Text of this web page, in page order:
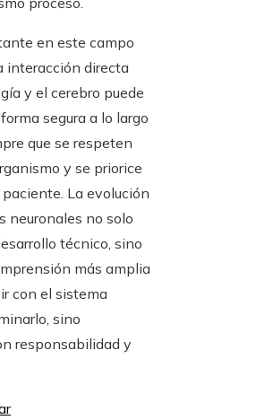
en este campo
interacción directa
y el cerebro puede
segura a lo largo
que se respeten
y se priorice
La evolución
neuronales no solo
técnico, sino
más amplia
con el sistema
sino
responsabilidad y